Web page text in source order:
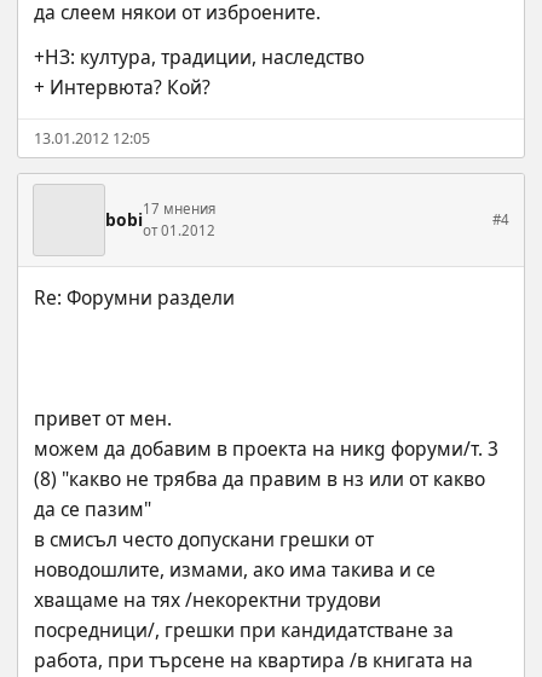
да слеем някои от изброените.
+НЗ: култура, традиции, наследство
+ Интервюта? Кой?
13.01.2012 12:05
bobi17 мнения
от 01.2012
#4
привет от мен.
можем да добавим в проекта на никg форуми/т. 3
(8) "какво не трябва да правим в нз или от какво
да се пазим"
в смисъл често допускани грешки от
новодошлите, измами, ако има такива и се
хващаме на тях /некоректни трудови
посредници/, грешки при кандидатстване за
работа, при търсене на квартира /в книгата на